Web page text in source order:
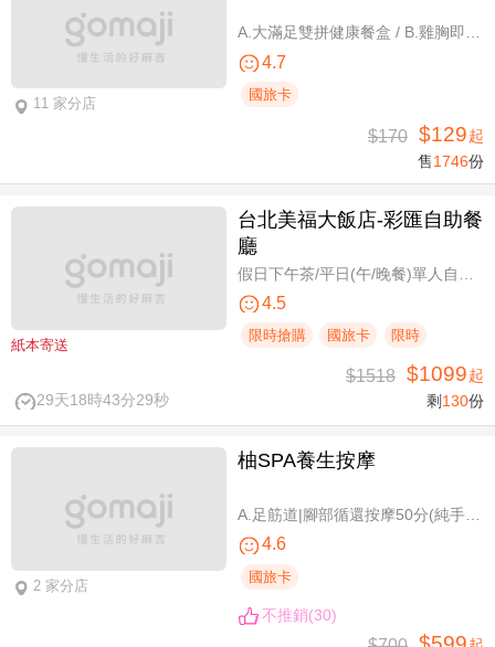
11 家分店
A.大滿足雙拼健康餐盒 / B.雞胸即食包三入 / C.雞胸即食包超值組六入
4.7
國旅卡
$170 $129起
售1746份
紙本寄送
台北美福大飯店-彩匯自助餐
廳
4.5
限時搶購 國旅卡 限時
29天18時43分28秒
$1518 $1099起
剩 130份
2 家分店
柚SPA養生按摩
4.6
國旅卡
不推銷(30)